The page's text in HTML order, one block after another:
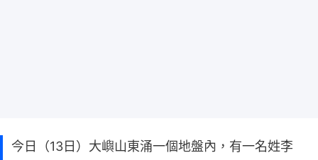
今日（13日）大嶼山東涌一個地盤內，有一名姓李